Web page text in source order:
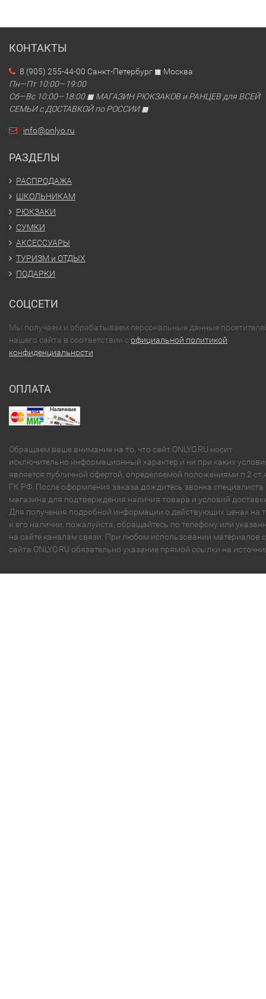
КОНТАКТЫ
8 (905) 255-44-00 Санкт-Петербург ◼ Москва
Пн—Пт 10:00—19:00
Сб—Вс 10:00—18:00 ◼ МАГАЗИН РЮКЗАКОВ и РАНЦЕВ для ВСЕЙ
СЕМЬИ с ДОСТАВКОЙ по РОССИИ ◼
info@onlyo.ru
РАЗДЕЛЫ
РАСПРОДАЖА
ШКОЛЬНИКАМ
РЮКЗАКИ
СУМКИ
АКСЕССУАРЫ
ТУРИЗМ и ОТДЫХ
ПОДАРКИ
СОЦСЕТИ
Мы получаем и обрабатываем персональные данные
нашего сайта в соответствии софициальной политикой
конфиденциальности
ОПЛАТА
Обращаем ваше внимание на то, что сайт ONLYO.RU носит
исключительно информационный характер и ни при каких
является публичной офертой, определяемой положениями п.2
ГК РФ. После оформления заказа дождитесь звонка специалиста
магазина для подтверждения наличия товара и условий
Для получения подробной информации о действующих ценах на
и его наличии, пожалуйста, обращайтесь по телефону или
на сайте каналам связи. При любом использовании материалов с
сайта ONLYO.RU обязательно указание прямой ссылки на